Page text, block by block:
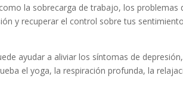
la sobrecarga de trabajo, los problemas
y recuperar el control sobre tus
ayudar a aliviar los síntomas de depresión,
el yoga, la respiración profunda, la